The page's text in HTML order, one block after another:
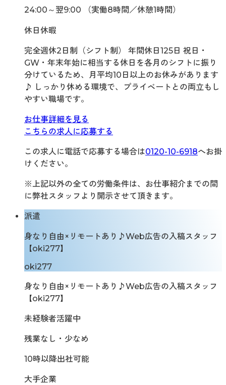
24:00～翌9:00 （実働8時間／休憩1時間）
休日休暇
完全週休2日制（シフト制） 年間休日125日 祝日・
GW・年末年始に相当する休日を各月のシフトに振り
分けているため、月平均10日以上のお休みがあります
♪ しっかり休める環境で、プライベートとの両立もし
やすい職場です。
お仕事詳細を見る
こちらの求人に応募する
この求人に電話で応募する場合は0120-10-6918へお掛
けください。
※上記以外の全ての労働条件は、お仕事紹介までの間
に弊社スタッフより開示させて頂きます。
派遣
身なり自由×リモートあり♪Web広告の入稿スタッフ
【oki277】
oki277
身なり自由×リモートあり♪Web広告の入稿スタッフ
【oki277】
未経験者活躍中
残業なし・少なめ
10時以降出社可能
大手企業